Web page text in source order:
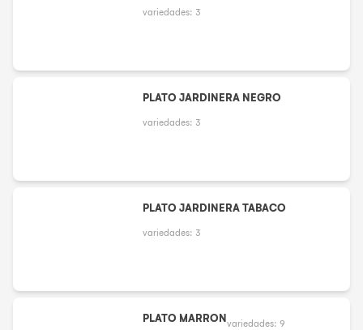
variedades: 3
PLATO JARDINERA NEGRO
variedades: 3
PLATO JARDINERA TABACO
variedades: 3
PLATO MARRON variedades: 9